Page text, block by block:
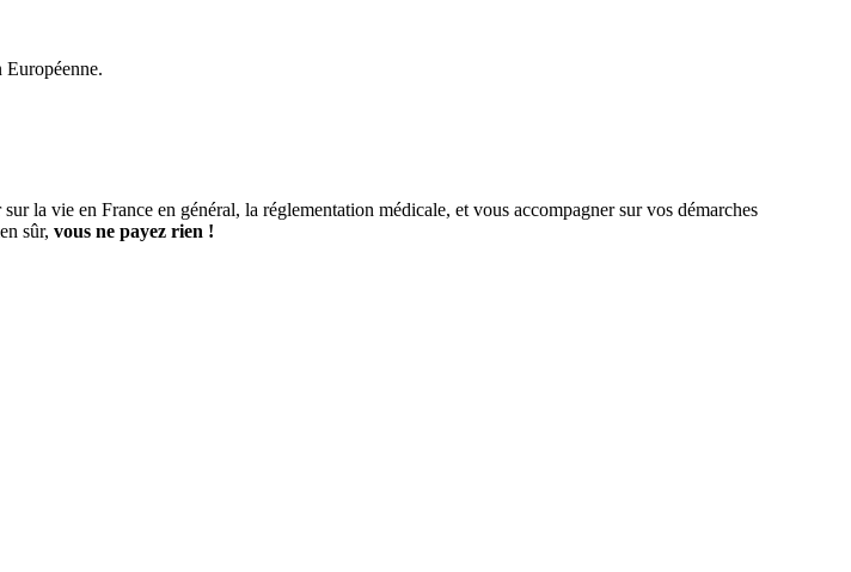
Européenne.
la vie en France en général, la réglementation médicale, et vous accompagner sur vos démarches
sûr, vous ne payez rien !